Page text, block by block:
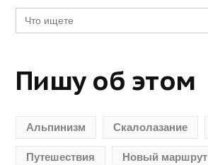
Search
for:
Пишу об этом
Альпинизм Скалолазание
Путешествия Новый маршрут